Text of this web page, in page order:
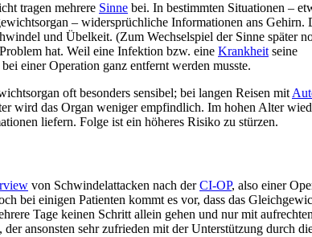
tragen mehrere Sinne bei. In bestimmten Situationen –
– widersprüchliche Informationen ans Gehirn.
und Übelkeit. (Zum Wechselspiel der Sinne später
hat. Weil eine Infektion bzw. eine Krankheit seine
einer Operation ganz entfernt werden musste.
oft besonders sensibel; bei langen Reisen mit
wird das Organ weniger empfindlich. Im hohen Alter
liefern. Folge ist ein höheres Risiko zu stürzen.
von Schwindelattacken nach derCI-OP, also einer
bei einigen Patienten kommt es vor, dass das
Tage keinen Schritt allein gehen und nur mit
ansonsten sehr zufrieden mit der Unterstützung durch